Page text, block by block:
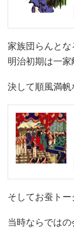
家族団らんとな
明治初期は一家
決して順風満帆
そしてお蚕トー
当時ならでは